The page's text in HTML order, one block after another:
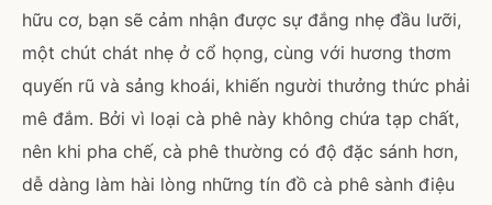
hữu cơ, bạn sẽ cảm nhận được sự đắng nhẹ đầu lưỡi,
một chút chát nhẹ ở cổ họng, cùng với hương thơm
quyến rũ và sảng khoái, khiến người thưởng thức phải
mê đắm. Bởi vì loại cà phê này không chứa tạp chất,
nên khi pha chế, cà phê thường có độ đặc sánh hơn,
dễ dàng làm hài lòng những tín đồ cà phê sành điệu